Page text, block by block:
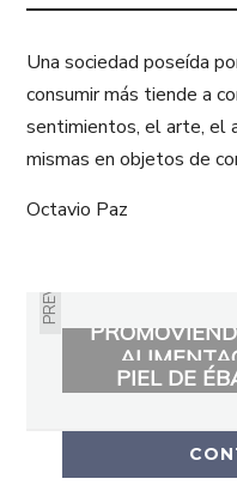
Una sociedad poseída
consumir más tiende a
sentimientos, el arte, el
mismas en objetos de
Octavio Paz
PREVIOUS
PIEL DE